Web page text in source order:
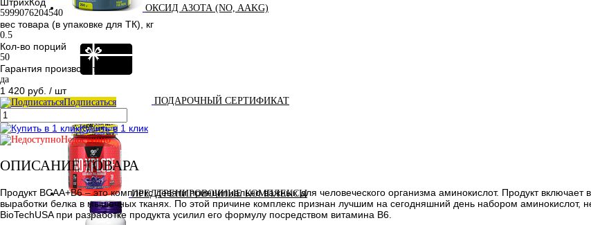
ОКСИД АЗОТА (NO, AAKG)
ПОДАРОЧНЫЙ СЕРТИФИКАТ
ПРЕДТРЕНИРОВОЧНЫЕ КОМПЛЕКСЫ
5999076204540
вес товара (в упаковке для ТК), кг
0.5
Кол-во порций
50
Гарантия производителя
да
1 420 руб. / шт
Подписаться
Купить в 1 клик
Недоступно
ОПИСАНИЕ ТОВАРА
Продукт BCAA+B6 – это комплекс девяти принципиально важных для человеческого организма аминокислот. Продукт
выработки белка в мышечных тканях. По этой причине комплекс признан лучшим на сегодняшний день набором
BioTechUSA при разработке продукта усилил его формулу посредством витамина В6.